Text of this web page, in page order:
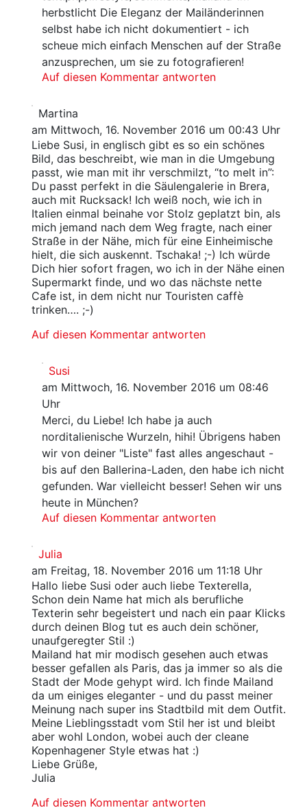
herbstlicht Die Eleganz der Mailänderinnen
selbst habe ich nicht dokumentiert - ich
scheue mich einfach Menschen auf der Straße
anzusprechen, um sie zu fotografieren!
Auf diesen Kommentar antworten
Martina
am Mittwoch, 16. November 2016 um 00:43 Uhr
Liebe Susi, in englisch gibt es so ein schönes
Bild, das beschreibt, wie man in die Umgebung
passt, wie man mit ihr verschmilzt, “to melt in”:
Du passt perfekt in die Säulengalerie in Brera,
auch mit Rucksack! Ich weiß noch, wie ich in
Italien einmal beinahe vor Stolz geplatzt bin, als
mich jemand nach dem Weg fragte, nach einer
Straße in der Nähe, mich für eine Einheimische
hielt, die sich auskennt. Tschaka! ;-) Ich würde
Dich hier sofort fragen, wo ich in der Nähe einen
Supermarkt finde, und wo das nächste nette
Cafe ist, in dem nicht nur Touristen caffè
trinken…. ;-)
Auf diesen Kommentar antworten
Susi
am Mittwoch, 16. November 2016 um 08:46
Uhr
Merci, du Liebe! Ich habe ja auch
norditalienische Wurzeln, hihi! Übrigens haben
wir von deiner "Liste" fast alles angeschaut -
bis auf den Ballerina-Laden, den habe ich nicht
gefunden. War vielleicht besser! Sehen wir uns
heute in München?
Auf diesen Kommentar antworten
Julia
am Freitag, 18. November 2016 um 11:18 Uhr
Hallo liebe Susi oder auch liebe Texterella,
Schon dein Name hat mich als berufliche
Texterin sehr begeistert und nach ein paar Klicks
durch deinen Blog tut es auch dein schöner,
unaufgeregter Stil :)
Mailand hat mir modisch gesehen auch etwas
besser gefallen als Paris, das ja immer so als die
Stadt der Mode gehypt wird. Ich finde Mailand
da um einiges eleganter - und du passt meiner
Meinung nach super ins Stadtbild mit dem Outfit.
Meine Lieblingsstadt vom Stil her ist und bleibt
aber wohl London, wobei auch der cleane
Kopenhagener Style etwas hat :)
Liebe Grüße,
Julia
Auf diesen Kommentar antworten